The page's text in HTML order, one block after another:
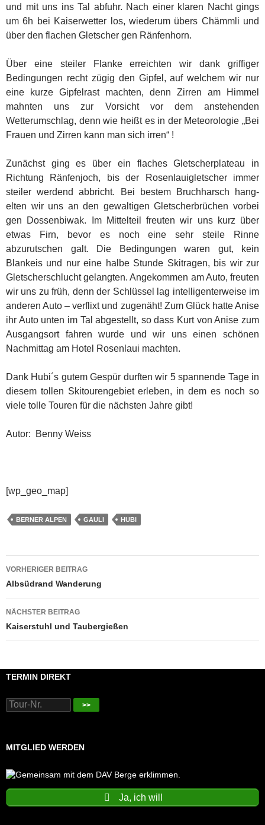
und mit uns ins Tal abfuhr. Nach einer klaren Nacht gings
um 6h bei Kaiserwetter los, wiederum übers Chämmli und
über den flachen Gletscher gen Ränfenhorn.
Über eine steiler Flanke erreichten wir dank griffiger
Bedingungen recht zügig den Gipfel, auf welchem wir nur
eine kurze Gipfelrast machten, denn Zirren am Himmel
mahnten uns zur Vorsicht vor dem anstehenden
Wetterumschlag, denn wie heißt es in der Meteorologie „Bei
Frauen und Zirren kann man sich irren“ !
Zunächst ging es über ein flaches Gletscherplateau in
Richtung Ränfenjoch, bis der Rosenlauigletscher immer
steiler werdend abbricht. Bei bestem Bruchharsch hang-
elten wir uns an den gewaltigen Gletscherbrüchen vorbei
gen Dossenbiwak. Im Mittelteil freuten wir uns kurz über
etwas Firn, bevor es noch eine sehr steile Rinne
abzurutschen galt. Die Bedingungen waren gut, kein
Blankeis und nur eine halbe Stunde Skitragen, bis wir zur
Gletscherschlucht gelangten. Angekommen am Auto, freuten
wir uns zu früh, denn der Schlüssel lag intelligenterweise im
anderen Auto – verflixt und zugenäht! Zum Glück hatte Anise
ihr Auto unten im Tal abgestellt, so dass Kurt von Anise zum
Ausgangsort fahren wurde und wir uns einen schönen
Nachmittag am Hotel Rosenlaui machten.
Dank Hubi´s gutem Gespür durften wir 5 spannende Tage in
diesem tollen Skitourengebiet erleben, in dem es noch so
viele tolle Touren für die nächsten Jahre gibt!
Autor: Benny Weiss
[wp_geo_map]
BERNER ALPEN GAULI HUBI
Beitragsnavigation
VORHERIGER BEITRAG
Albsüdrand Wanderung
NÄCHSTER BEITRAG
Kaiserstuhl und Taubergießen
TERMIN DIREKT
>>
MITGLIED WERDEN
Ja, ich will